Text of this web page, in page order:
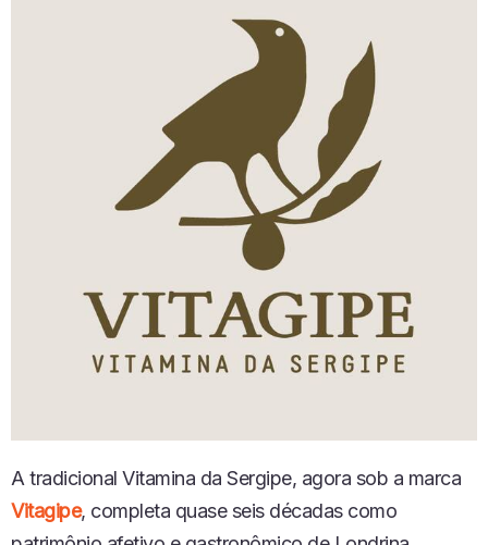
A tradicional Vitamina da Sergipe, agora sob a marca
Vitagipe, completa quase seis décadas como